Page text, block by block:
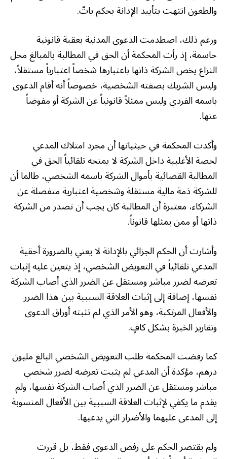
والطعون انتهت بتأييد الإدانة بحكم باتّ.
ورغم ذلك، اصطدمت الدعوى المدنية بعقبة قانونية
حاسمة، إذ رأت المحكمة أن الحق في المطالبة بالمبالغ محل
النزاع يخص الشركة ذاتها باعتبارها شخصاً اعتبارياً مستقلاً،
وليس الشريك بصفته الشخصية، خصوصاً أنه أقام الدعوى
باسمه الفردي وليس ممثلاً قانونياً عن الشركة أو مفوضاً
عنها.
وأكدت المحكمة في حيثياتها أن مجرد امتلاك المدعي
لحصة الأغلبية داخل الشركة لا يمنحه تلقائياً الحق في
المطالبة القضائية بأموال الشركة باسمه الشخصي، طالما أن
للشركة ذمة مالية مستقلة وشخصية اعتبارية منفصلة عن
الشركاء، معتبرة أن المطالبة كان يجب أن تصدر من الشركة
ذاتها أو ممن يمثلها قانوناً.
وأشارت أن الحكم الجزائي بالإدانة لا يعني بالضرورة أحقية
المدعي تلقائياً في التعويض الشخصي، إذ يتعين عليه إثبات
تعرضه لضرر مباشر ومستقل عن الضرر الذي أصاب الشركة
نفسها، إضافة إلى إثبات العلاقة السببية بين هذا الضرر
والأفعال المرتكبة، وهو الأمر الذي لم تثبته أوراق الدعوى
وتقارير الخبرة بشكل كافٍ.
كما رفضت المحكمة طلب التعويض الشخصي البالغ مليون
درهم، مؤكدة أن المدعي لم يثبت تعرضه لضرر شخصي
مباشر ومستقل عن الضرر الذي أصاب الشركة نفسها، ولم
يقدم ما يكفي لإثبات العلاقة السببية بين الأفعال المنسوبة
إلى المدعى عليهما والأضرار التي يدعيها.
ولم يقتصر الحكم على رفض الدعوى فقط، بل قررت